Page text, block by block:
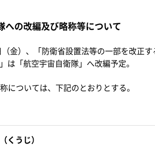
への改編及び略称等について
金）、「防衛省設置法等の一部を改正
は「航空宇宙自衛隊」へ改編予定。
については、下記のとおりとする。
くうじ）